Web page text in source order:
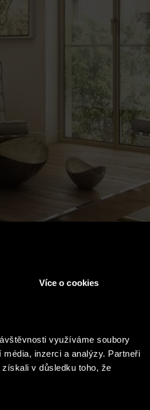
Více o cookies
využíváme soubory
inzerci a analýzy. Partneři
v důsledku toho, že
ZMĚNY A
místo každého člověka. Trávíme
a s přáteli, bavíme se,
se pro spolupráci s námi,
do něčeho konkrétního, a to
našich bohatých znalostí a
uspořádání, známe velmi důvěrně